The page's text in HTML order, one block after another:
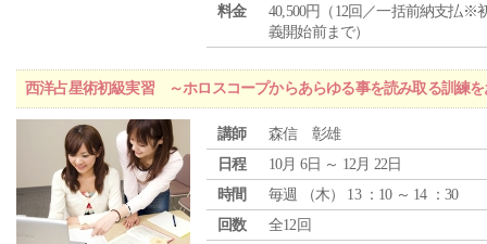
料金
40,500円（12回／一括前納支払※
義開始前まで）
西洋占星術初級実習 ～ホロスコープからあらゆる事を読み取る訓練を
講師
森信 彰雄
日程
10月 6日 ～ 12月 22日
時間
毎週 （木） 13 ：10 ～ 14 ：30
回数
全12回